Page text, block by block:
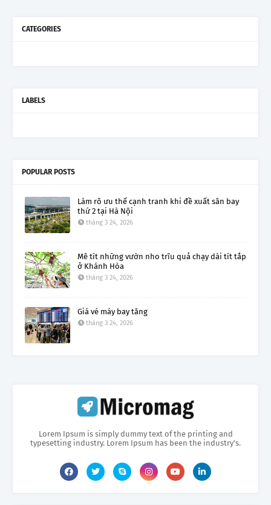
CATEGORIES
LABELS
POPULAR POSTS
Làm rõ ưu thế cạnh tranh khi đề xuất sân bay
thứ 2 tại Hà Nội
tháng 3 24, 2026
Mê tít những vườn nho trĩu quả chạy dài tít tắp
ở Khánh Hòa
tháng 3 24, 2026
Giá vé máy bay tăng
tháng 3 24, 2026
Lorem Ipsum is simply dummy text of the printing and
typesetting industry. Lorem Ipsum has been the industry's.